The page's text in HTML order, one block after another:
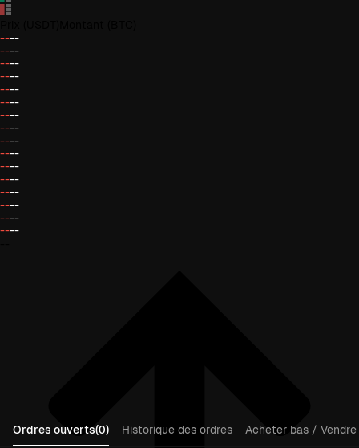
----
----
----
----
----
----
----
----
----
----
----
----
----
----
----
----
Ordres ouverts(0) Historique des ordres
Acheter bas /